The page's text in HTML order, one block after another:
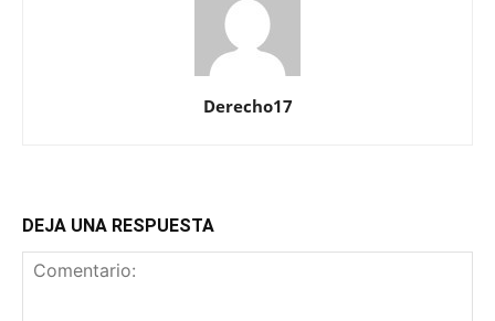
Derecho17
DEJA UNA RESPUESTA